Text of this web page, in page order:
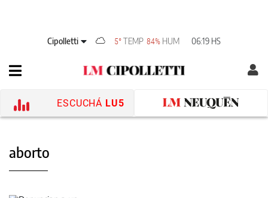
Cipolletti 5°TEMP 84% HUM 06:19 HS
ESCUCHÁ LU5
aborto